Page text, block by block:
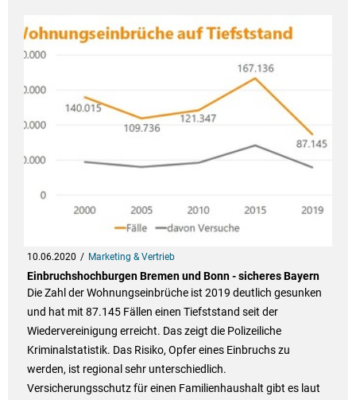
10.06.2020 Marketing & Vertrieb
Einbruchshochburgen Bremen und Bonn - sicheres Bayern
Die Zahl der Wohnungseinbrüche ist 2019 deutlich gesunken
und hat mit 87.145 Fällen einen Tiefststand seit der
Wiedervereinigung erreicht. Das zeigt die Polizeiliche
Kriminalstatistik. Das Risiko, Opfer eines Einbruchs zu
werden, ist regional sehr unterschiedlich.
Versicherungsschutz für einen Familienhaushalt gibt es laut